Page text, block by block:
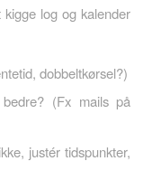
log og kalender
dobbeltkørsel?)
(Fx mails på
justér tidspunkter,